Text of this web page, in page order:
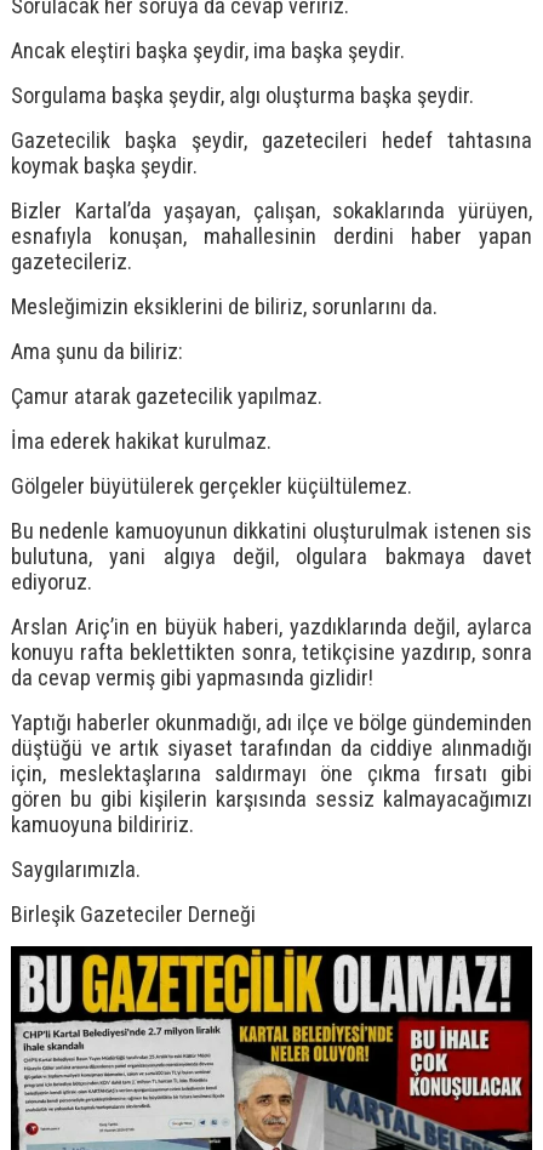
Sorulacak her soruya da cevap veririz.
Ancak eleştiri başka şeydir, ima başka şeydir.
Sorgulama başka şeydir, algı oluşturma başka şeydir.
Gazetecilik başka şeydir, gazetecileri hedef tahtasına
koymak başka şeydir.
Bizler Kartal’da yaşayan, çalışan, sokaklarında yürüyen,
esnafıyla konuşan, mahallesinin derdini haber yapan
gazetecileriz.
Mesleğimizin eksiklerini de biliriz, sorunlarını da.
Ama şunu da biliriz:
Çamur atarak gazetecilik yapılmaz.
İma ederek hakikat kurulmaz.
Gölgeler büyütülerek gerçekler küçültülemez.
Bu nedenle kamuoyunun dikkatini oluşturulmak istenen sis
bulutuna, yani algıya değil, olgulara bakmaya davet
ediyoruz.
Arslan Ariç’in en büyük haberi, yazdıklarında değil, aylarca
konuyu rafta beklettikten sonra, tetikçisine yazdırıp, sonra
da cevap vermiş gibi yapmasında gizlidir!
Yaptığı haberler okunmadığı, adı ilçe ve bölge gündeminden
düştüğü ve artık siyaset tarafından da ciddiye alınmadığı
için, meslektaşlarına saldırmayı öne çıkma fırsatı gibi
gören bu gibi kişilerin karşısında sessiz kalmayacağımızı
kamuoyuna bildiririz.
Saygılarımızla.
Birleşik Gazeteciler Derneği